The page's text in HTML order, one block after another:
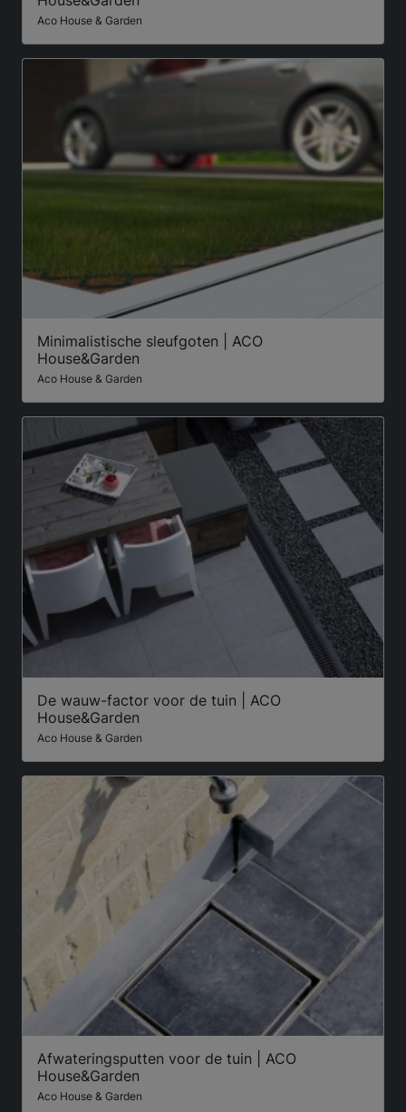
Aco House & Garden
Minimalistische sleufgoten | ACO
House&Garden
Aco House & Garden
De wauw-factor voor de tuin | ACO
House&Garden
Aco House & Garden
Afwateringsputten voor de tuin | ACO
House&Garden
Aco House & Garden